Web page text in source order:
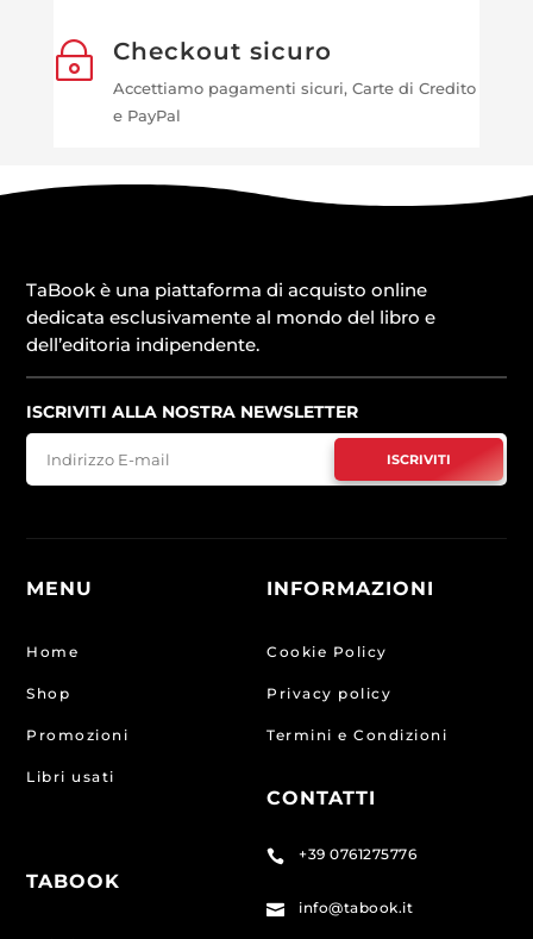
~ Checkout sicuro
Accettiamo pagamenti sicuri, Carte di Credito
e PayPal
TaBook è una piattaforma di acquisto online
dedicata esclusivamente al mondo del libro e
dell’editoria indipendente.
ISCRIVITI ALLA NOSTRA NEWSLETTER
ISCRIVITI
MENU
Home
Shop
Promozioni
Libri usati
TABOOK
INFORMAZIONI
Cookie Policy
Privacy policy
Termini e Condizioni
CONTATTI
 +39 0761275776
 info@tabook.it